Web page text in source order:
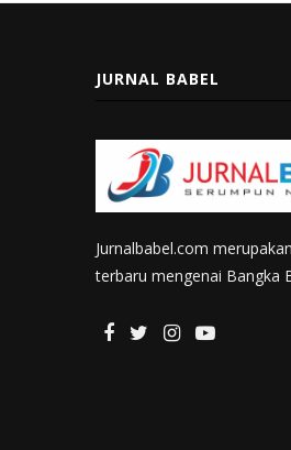
JURNAL BABEL
Jurnalbabel.com
terbaru mengenai Bangka